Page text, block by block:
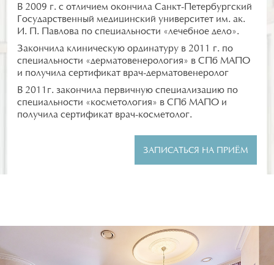
В 2009 г. с отличием окончила Санкт-Петербургский
Государственный медицинский университет им. ак.
И. П. Павлова по специальности «лечебное дело».
Закончила клиническую ординатуру в 2011 г. по
специальности «дерматовенерология» в СПб МАПО
и получила сертификат врач-дерматовенеролог
В 2011г. закончила первичную специализацию по
специальности «косметология» в СПб МАПО и
получила сертификат врач-косметолог.
ЗАПИСАТЬСЯ НА ПРИЁМ